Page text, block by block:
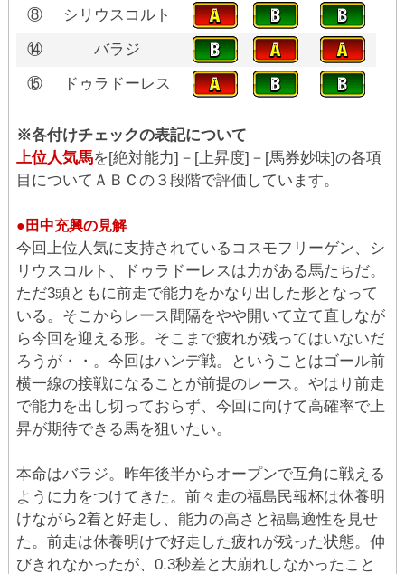
⑧
シリウスコルト
⑭
バラジ
⑮
ドゥラドーレス
※各付けチェックの表記について
上位人気馬を[絶対能力]－[上昇度]－[馬券妙味]の各項
目についてＡＢＣの３段階で評価しています。
●田中充興の見解
今回上位人気に支持されているコスモフリーゲン、シ
リウスコルト、ドゥラドーレスは力がある馬たちだ。
ただ3頭ともに前走で能力をかなり出した形となって
いる。そこからレース間隔をやや開いて立て直しなが
ら今回を迎える形。そこまで疲れが残ってはいないだ
ろうが・・。今回はハンデ戦。ということはゴール前
横一線の接戦になることが前提のレース。やはり前走
で能力を出し切っておらず、今回に向けて高確率で上
昇が期待できる馬を狙いたい。
本命はバラジ。昨年後半からオープンで互角に戦える
ように力をつけてきた。前々走の福島民報杯は休養明
けながら2着と好走し、能力の高さと福島適性を見せ
た。前走は休養明けで好走した疲れが残った状態。伸
びきれなかったが、0.3秒差と大崩れしなかったこと